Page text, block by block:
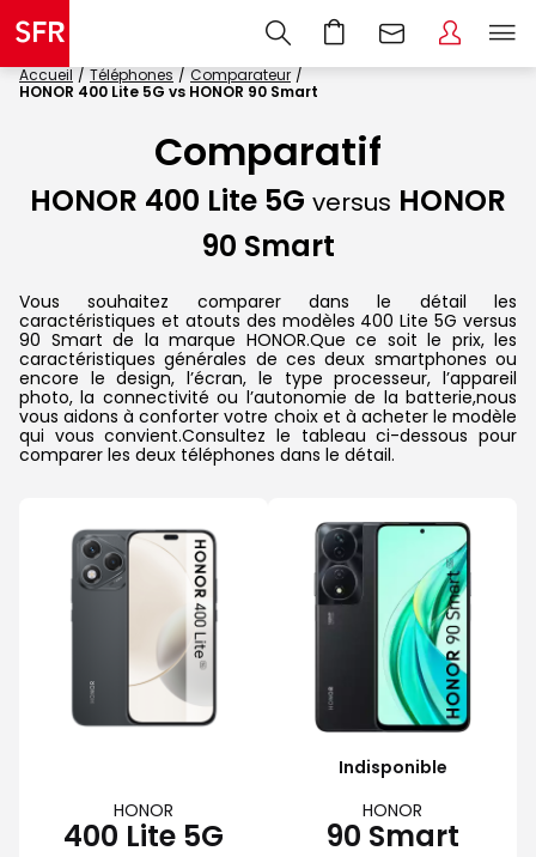
Accueil Téléphones
Comparateur
HONOR 400 Lite 5G vs HONOR 90 Smart
Comparatif
HONOR 400 Lite 5G versus HONOR
90 Smart
Vous souhaitez comparer dans le détail les
caractéristiques et atouts des modèles 400 Lite 5G versus
90 Smart de la marque HONOR.Que ce soit le prix, les
caractéristiques générales de ces deux smartphones ou
encore le design, l’écran, le type processeur, l’appareil
photo, la connectivité ou l’autonomie de la batterie,nous
vous aidons à conforter votre choix et à acheter le modèle
qui vous convient.Consultez le tableau ci-dessous pour
comparer les deux téléphones dans le détail.
HONOR
400 Lite 5G
Indisponible
HONOR
90 Smart